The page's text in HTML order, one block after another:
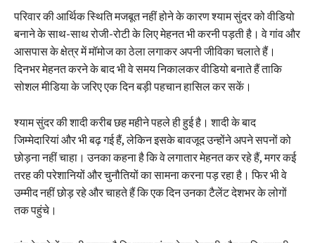
परिवार की आर्थिक स्थिति मजबूत नहीं होने के कारण श्याम सुंदर को वीडियो
बनाने के साथ-साथ रोजी-रोटी के लिए मेहनत भी करनी पड़ती है। वे गांव और
आसपास के क्षेत्र में मॉमोज का ठेला लगाकर अपनी जीविका चलाते हैं।
दिनभर मेहनत करने के बाद भी वे समय निकालकर वीडियो बनाते हैं ताकि
सोशल मीडिया के जरिए एक दिन बड़ी पहचान हासिल कर सकें।
श्याम सुंदर की शादी करीब छह महीने पहले ही हुई है। शादी के बाद
जिम्मेदारियां और भी बढ़ गई हैं, लेकिन इसके बावजूद उन्होंने अपने सपनों को
छोड़ना नहीं चाहा। उनका कहना है कि वे लगातार मेहनत कर रहे हैं, मगर कई
तरह की परेशानियों और चुनौतियों का सामना करना पड़ रहा है। फिर भी वे
उम्मीद नहीं छोड़ रहे और चाहते हैं कि एक दिन उनका टैलेंट देशभर के लोगों
तक पहुंचे।